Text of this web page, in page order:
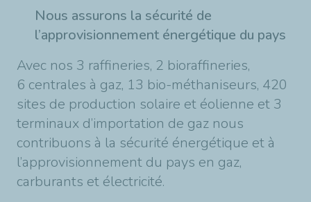
Nous assurons la sécurité de
l’approvisionnement énergétique du pays
Avec nos 3 raffineries, 2 bioraffineries,
6 centrales à gaz, 13 bio-méthaniseurs, 420
sites de production solaire et éolienne et 3
terminaux d’importation de gaz nous
contribuons à la sécurité énergétique et à
l’approvisionnement du pays en gaz,
carburants et électricité.